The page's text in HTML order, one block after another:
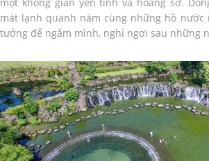
mát lạnh quanh năm cùng những hồ
tưởng để ngâm mình, nghỉ ngơi sau những